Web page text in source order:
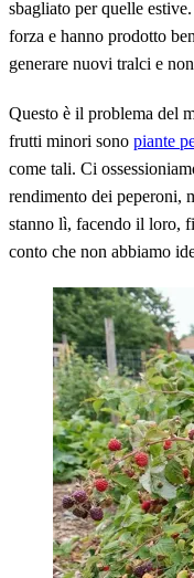
sbagliato per quelle
forza e hanno prodotto
generare nuovi tralci e
Questo è il problema del
frutti minori sono piante
come tali. Ci
rendimento dei peperoni,
stanno lì, facendo il loro,
conto che non abbiamo